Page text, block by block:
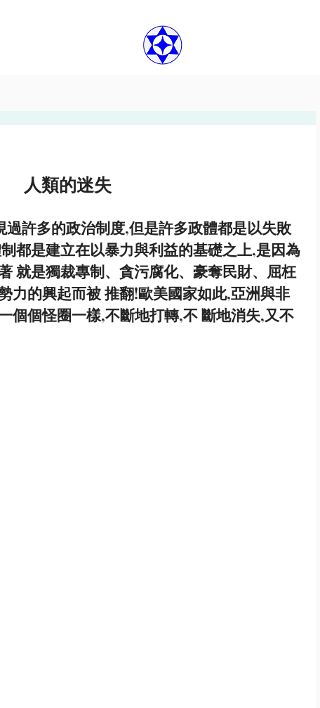
人類的迷失
過許多的政治制度,但是許多政體都是以失敗
都是建⽴在以暴⼒與利益的基礎之上,是因為
就是獨裁專制、貪污腐化、豪奪民財、屈枉
⼒的興起⽽被 推翻!歐美國家如此,亞洲與非
個個怪圈⼀樣,不斷地打轉,不 斷地消失,又不